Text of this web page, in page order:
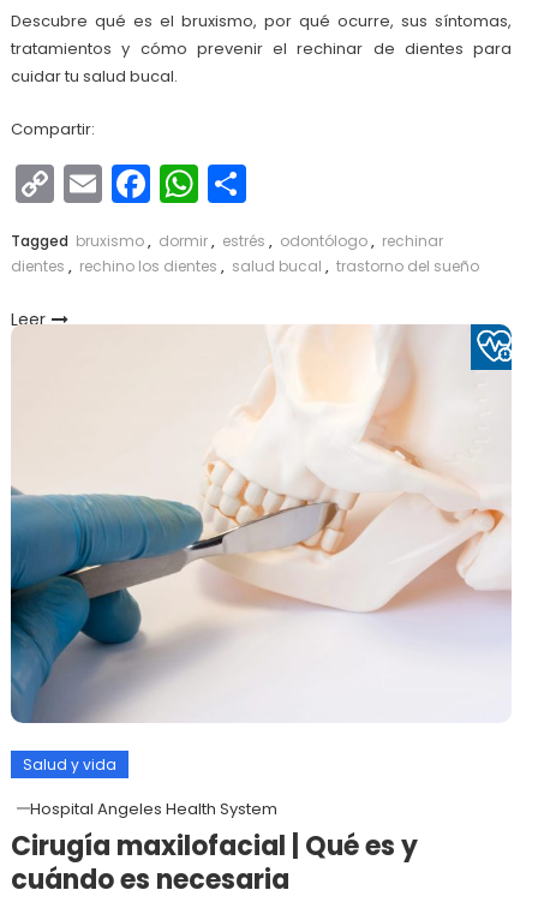
Descubre qué es el bruxismo, por qué ocurre, sus síntomas,
tratamientos y cómo prevenir el rechinar de dientes para
cuidar tu salud bucal.
Compartir:
Copy
Link
EmailFacebook
WhatsApp
Compartir
Tagged bruxismo, dormir, estrés , odontólogo, rechinar
dientes , rechino los dientes , salud bucal , trastorno del sueño
Leer
Salud y vida
Hospital Angeles Health System
Cirugía maxilofacial | Qué es y
cuándo es necesaria